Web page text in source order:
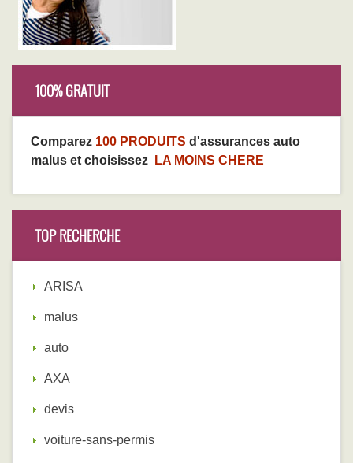
100% GRATUIT
Comparez 100 PRODUITS d'assurances auto
malus et choisissez
LA MOINS CHERE
TOP RECHERCHE
ARISA
malus
auto
AXA
devis
voiture-sans-permis